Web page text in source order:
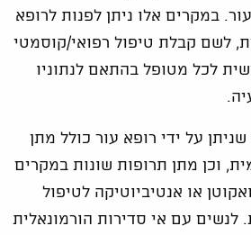
במקרים אלו ניתן לפנות לרופא
לשם קבלת טיפול רפואי/קוסמטי
לכל מטופל בהתאם לנתוניו
על ידי רופא עור כולל מתן
וכן מתן תרופות שונות במקרים
או אנטיביוטיקה לטיפול
לנשים עם אי סדירות הורמונאלית